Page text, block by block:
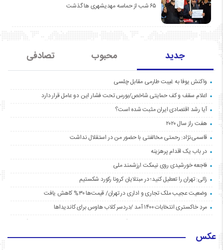
۶۵ شب از حماسه مهدیشهری ها گذشت
جدید محبوب تصادفی
واکنش یوفا به غیبت طارمی مقابل چلسی
اعلام سقف و کف حمایتی شاخص/بورس تحت فشار این دو عامل قرار دارد
آیا رشد اقتصادی ایران مثبت شده است؟
هفت راز سال ۲۰۲۰
قاسمی‌نژاد: رحمتی مخالفتی با حضور من در استقلال نداشت
در باب یک اقدام پرهزینه
فاجعه خورشیدی روی نیمکت ارزشمند ملی
زالی: تهران را تعطیل کنید؛ در مبتلایان کرونا رکورد شکستیم
وضعیت عجیب ملک تجاری و اداری در تهران/ قیمت‌ها ۳۰% کاهش یافت
مردِ خاکستری انتخابات ۱۴۰۰ آمد /دردسر کلاب هاوس برای کاندیداها
عکس